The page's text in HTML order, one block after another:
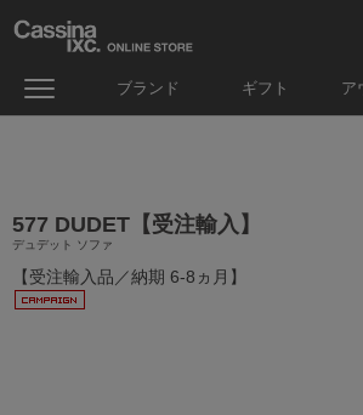
ブランド ギフト ア
577 DUDET【受注輸入】
デュデット ソファ
【受注輸入品／納期 6-8ヵ月】